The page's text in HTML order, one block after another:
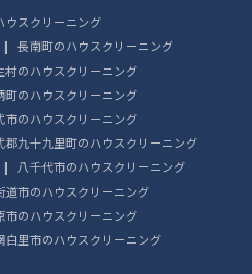
ウスクリーニング
長南町のハウスクリーニング
村のハウスクリーニング
町のハウスクリーニング
市のハウスクリーニング
郡九十九里町のハウスクリーニング
八千代市のハウスクリーニング
道市のハウスクリーニング
市のハウスクリーニング
白里市のハウスクリーニング